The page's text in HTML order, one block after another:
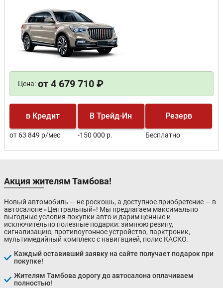
Цена: от 4 679 710 ₽
в Кредит
от 63 849 р/мес
В Трейд-Ин
-150 000 р.
Резерв
Бесплатно
Акция жителям Тамбова!
Новый автомобиль — не роскошь, а доступное приобретение — в
автосалоне «Центральный»! Мы предлагаем максимально
выгодные условия покупки авто и дарим ценные и
исключительно полезные подарки: зимнюю резину,
сигнализацию, противоугонное устройство, парктроник,
мультимедийный комплекс с навигацией, полис КАСКО.
Каждый оставивший заявку на сайте получает подарок при
покупке!
Жителям Тамбова дорогу до автосалона оплачиваем
полностью!